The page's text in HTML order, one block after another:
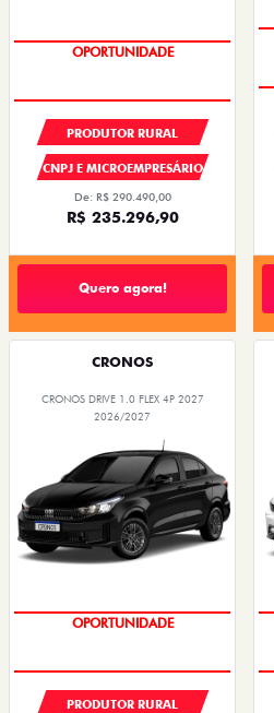
PRODUTOR RURAL
CNPJ E MICROEMPRESÁRIO
De: R$ 290.490,00
R$ 235.296,90
Quero agora!
CRONOS
CRONOS DRIVE 1.0 FLEX 4P 2027
2026/2027
OPORTUNIDADE
PRODUTOR RURAL